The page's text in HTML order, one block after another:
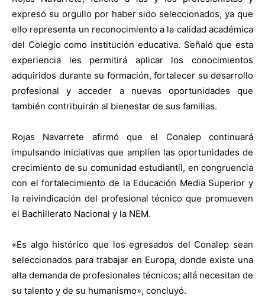
expresó su orgullo por haber sido seleccionados, ya que
ello representa un reconocimiento a la calidad académica
del Colegio como institución educativa. Señaló que esta
experiencia les permitirá aplicar los conocimientos
adquiridos durante su formación, fortalecer su desarrollo
profesional y acceder a nuevas oportunidades que
también contribuirán al bienestar de sus familias.
Rojas Navarrete afirmó que el Conalep continuará
impulsando iniciativas que amplíen las oportunidades de
crecimiento de su comunidad estudiantil, en congruencia
con el fortalecimiento de la Educación Media Superior y
la reivindicación del profesional técnico que promueven
el Bachillerato Nacional y la NEM.
«Es algo histórico que los egresados del Conalep sean
seleccionados para trabajar en Europa, donde existe una
alta demanda de profesionales técnicos; allá necesitan de
su talento y de su humanismo», concluyó.